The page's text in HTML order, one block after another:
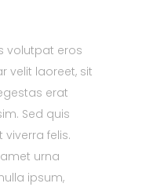
volutpat eros
velit laoreet, sit
erat
Sed quis
viverra felis.
urna
ipsum,